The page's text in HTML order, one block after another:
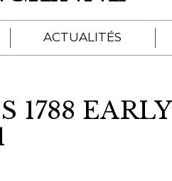
ACTUALITÉS
1788 EARLY